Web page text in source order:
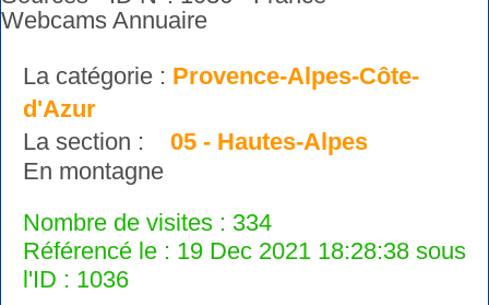
La catégorie : Provence-Alpes-Côte-
d'Azur
La section : 05 - Hautes-Alpes
En montagne
Nombre de visites : 334
Référencé le : 19 Dec 2021 18:28:38 sous
l'ID : 1036